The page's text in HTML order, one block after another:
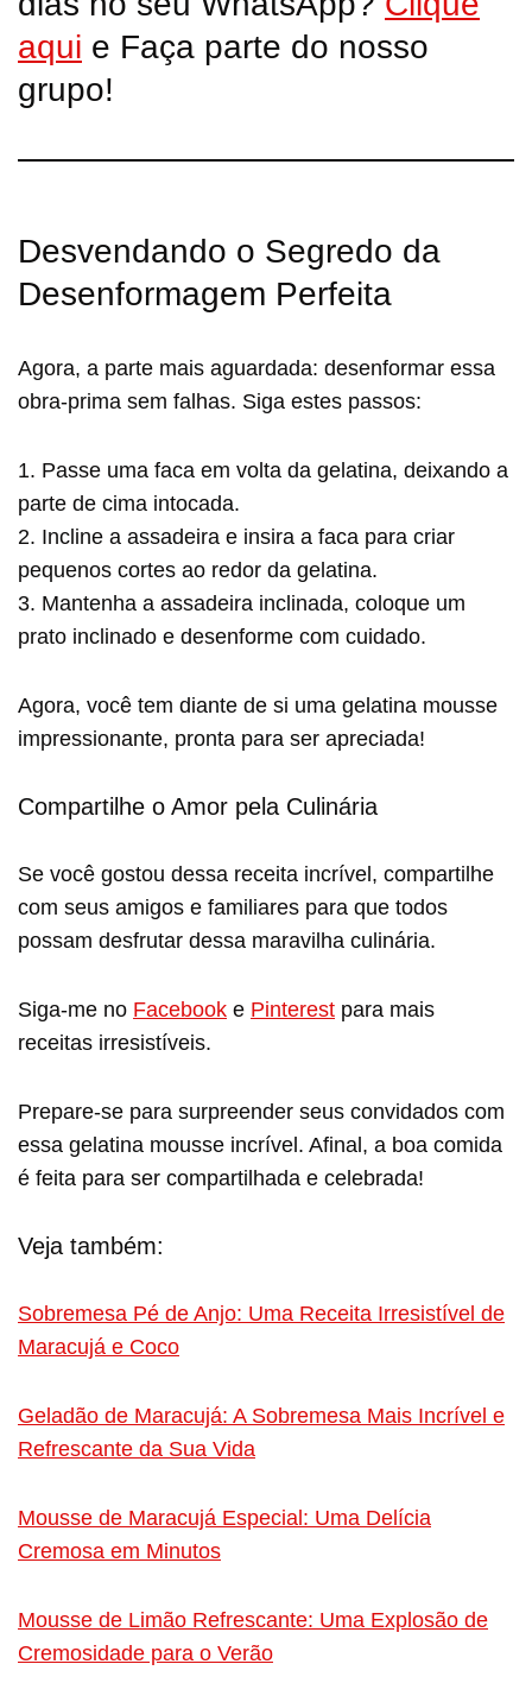
aqui e Faça parte do nosso
grupo!
Desvendando o Segredo da
Desenformagem Perfeita
Agora, a parte mais aguardada: desenformar essa
obra-prima sem falhas. Siga estes passos:
1. Passe uma faca em volta da gelatina, deixando a
parte de cima intocada.
2. Incline a assadeira e insira a faca para criar
pequenos cortes ao redor da gelatina.
3. Mantenha a assadeira inclinada, coloque um
prato inclinado e desenforme com cuidado.
Agora, você tem diante de si uma gelatina mousse
impressionante, pronta para ser apreciada!
Compartilhe o Amor pela Culinária
Se você gostou dessa receita incrível, compartilhe
com seus amigos e familiares para que todos
possam desfrutar dessa maravilha culinária.
Siga-me no Facebook e Pinterest para mais
receitas irresistíveis.
Prepare-se para surpreender seus convidados com
essa gelatina mousse incrível. Afinal, a boa comida
é feita para ser compartilhada e celebrada!
Veja também:
Sobremesa Pé de Anjo: Uma Receita Irresistível de
Maracujá e Coco
Geladão de Maracujá: A Sobremesa Mais Incrível e
Refrescante da Sua Vida
Mousse de Maracujá Especial: Uma Delícia
Cremosa em Minutos
Mousse de Limão Refrescante: Uma Explosão de
Cremosidade para o Verão